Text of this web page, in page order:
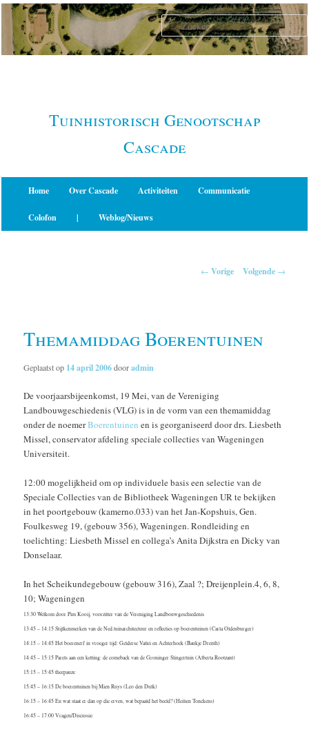
Spring
naar
primaire
Tuinhistorisch Genootschap
Cascade
Home Over Cascade Activiteiten Communicatie
Colofon | Weblog/Nieuws
← Vorige Volgende →
Themamiddag Boerentuinen
Geplaatst op 14 april 2006dooradmin
De voorjaarsbijeenkomst, 19 Mei, van de Vereniging
Landbouwgeschiedenis (VLG) is in de vorm van een themamiddag
onder de noemerBoerentuinen en is georganiseerd door drs. Liesbeth
Missel, conservator afdeling speciale collecties van Wageningen
Universiteit.
12:00 mogelijkheid om op individuele basis een selectie van de
Speciale Collecties van de Bibliotheek Wageningen UR te bekijken
in het poortgebouw (kamerno.033) van het Jan-Kopshuis, Gen.
Foulkesweg 19, (gebouw 356), Wageningen. Rondleiding en
toelichting: Liesbeth Missel en collega’s Anita Dijkstra en Dicky van
Donselaar.
In het Scheikundegebouw (gebouw 316), Zaal ?; Dreijenplein.4, 6, 8,
10; Wageningen
13:30 Welkom door Pim Kooij, voorzitter van de Vereniging Landbouwgeschiedenis
13:45 – 14:15 Stijlkenmerken van de Ned.tuinarchitectuur en reflecties op boerentuinen (Carla Oldenburger)
14:15 – 14:45 Het boerenerf in vroeger tijd: Gelderse Vallei en Achterhoek (Baukje Drenth)
14:45 – 15:15 Parels aan een ketting: de comeback van de Groninger Slingertuin (Alberta Rootzant)
15:15 – 15:45 theepauze
15:45 – 16:15 De boerentuinen bij Mien Ruys (Leo den Dulk)
16:15 – 16:45 En wat staat er dan op die erven, wat bepaald het beeld? (Heilien Tonckens)
16:45 – 17:00 Vragen/Discussie